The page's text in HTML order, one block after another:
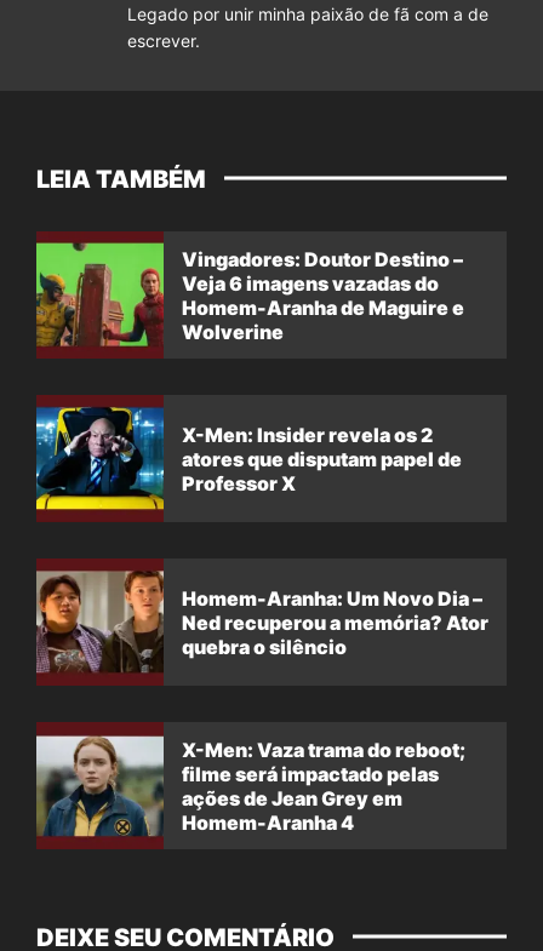
Legado por unir minha paixão de fã com a de
escrever.
LEIA TAMBÉM
Vingadores: Doutor Destino –
Veja 6 imagens vazadas do
Homem-Aranha de Maguire e
Wolverine
X-Men: Insider revela os 2
atores que disputam papel de
Professor X
Homem-Aranha: Um Novo Dia –
Ned recuperou a memória? Ator
quebra o silêncio
X-Men: Vaza trama do reboot;
filme será impactado pelas
ações de Jean Grey em
Homem-Aranha 4
DEIXE SEU COMENTÁRIO